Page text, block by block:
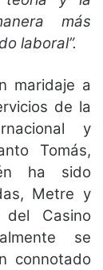
más
laboral”.
maridaje a
de la
y
Tomás,
ha sido
Metre y
Casino
se
connotado